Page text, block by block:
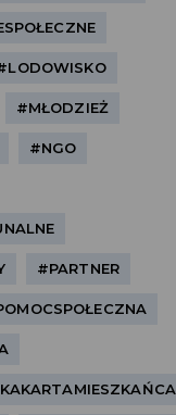
#MŁODZIEŻ
#NGO
#PARTNER